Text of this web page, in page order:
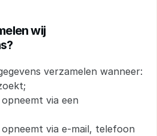
wij
verzamelen wanneer:
via een
via e-mail, telefoon